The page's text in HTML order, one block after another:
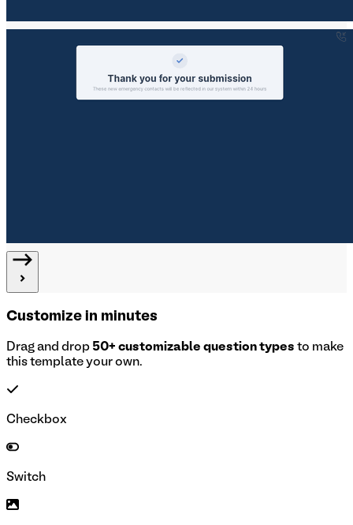
Customize in minutes
Drag and drop 50+ customizable question types to make
this template your own.
Checkbox
Switch